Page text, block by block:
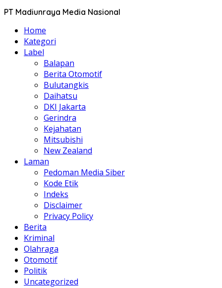
PT Madiunraya Media Nasional
Home
Kategori
Label
Balapan
Berita Otomotif
Bulutangkis
Daihatsu
DKI Jakarta
Gerindra
Kejahatan
Mitsubishi
New Zealand
Laman
Pedoman Media Siber
Kode Etik
Indeks
Disclaimer
Privacy Policy
Berita
Kriminal
Olahraga
Otomotif
Politik
Uncategorized